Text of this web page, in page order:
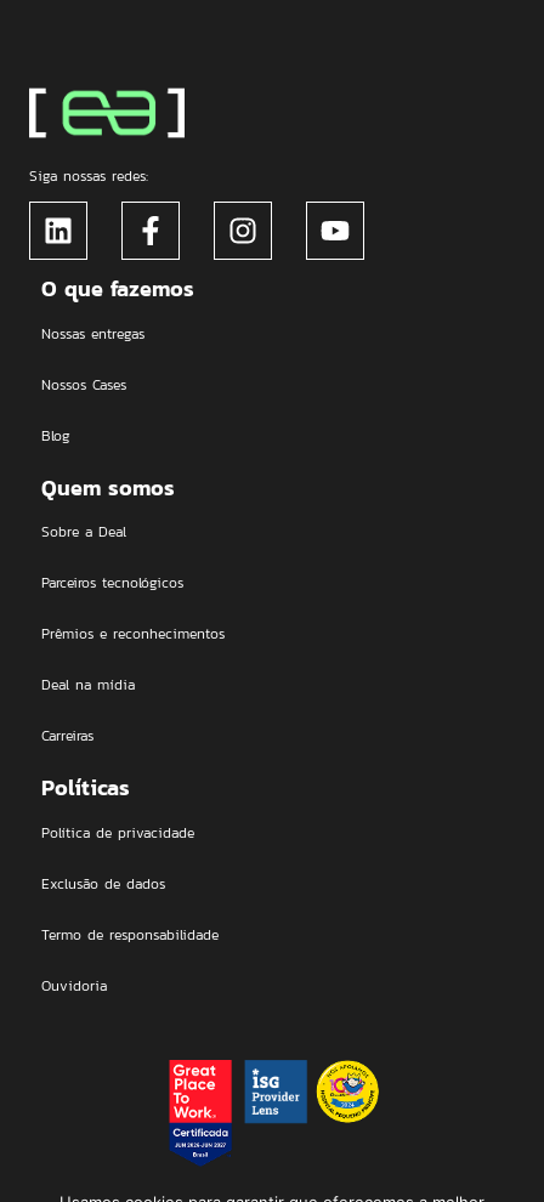
Siga nossas redes:
O que fazemos
Nossas entregas
Nossos Cases
Blog
Quem somos
Sobre a Deal
Parceiros tecnológicos
Prêmios e reconhecimentos
Deal na mídia
Carreiras
Políticas
Política de privacidade
Exclusão de dados
Termo de responsabilidade
Ouvidoria